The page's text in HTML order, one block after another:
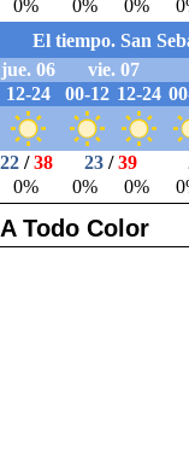
A Todo Color